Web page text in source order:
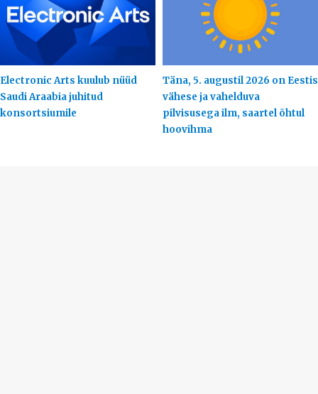
Electronic Arts kuulub nüüd
Saudi Araabia juhitud
konsortsiumile
Täna, 5. augustil 2026 on Eestis
vähese ja vahelduva
pilvisusega ilm, saartel õhtul
hoovihma